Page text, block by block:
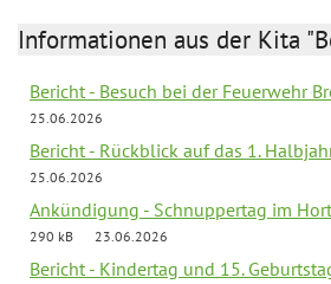
Informationen aus der Kita
Bericht - Besuch bei der Feuerwehr
25.06.2026
Bericht - Rückblick auf das 1.
25.06.2026
Ankündigung - Schnuppertag im
290 kB
23.06.2026
Bericht - Kindertag und 15.